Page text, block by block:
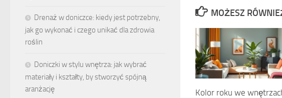
MOŻESZ
Kolor roku we
Drenaż w doniczce: kiedy jest potrzebny,
jak go wykonać i czego unikać dla zdrowia
roślin
Doniczki w stylu wnętrza: jak wybrać
materiały i kształty, by stworzyć spójną
aranżację